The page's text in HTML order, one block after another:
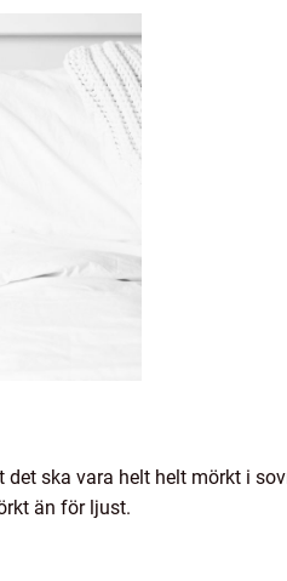
ska vara helt helt mörkt i
än för ljust.